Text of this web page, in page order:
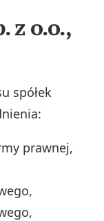
z o.o.,
spółek
prawnej,